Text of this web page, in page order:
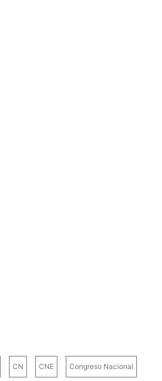
CN CNE Congreso Nacional